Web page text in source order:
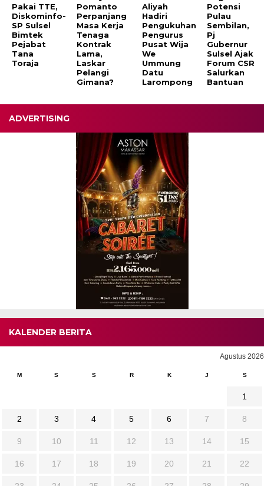
Pakai TTE,
Diskominfo-
SP Sulsel
Bimtek
Pejabat
Tana
Toraja
Pomanto
Perpanjang
Masa Kerja
Tenaga
Kontrak
Lama,
Laskar
Pelangi
Gimana?
Aliyah
Hadiri
Pengukuhan
Pengurus
Pusat Wija
We
Ummung
Datu
Larompong
Potensi
Pulau
Sembilan,
Pj
Gubernur
Sulsel Ajak
Forum CSR
Salurkan
Bantuan
ADVERTISING
KALENDER BERITA
Agustus 2026
M S S R K J S
1
2 3 4 5 6 7 8
9 10 11 12 13 14 15
16 17 18 19 20 21 22